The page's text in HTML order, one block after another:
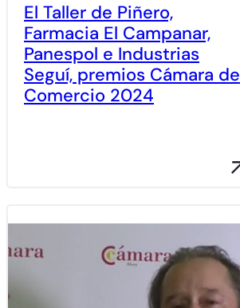
El Taller de Piñero,
Farmacia El Campanar,
Panespol e Industrias
Seguí, premios Cámara de
Comercio 2024